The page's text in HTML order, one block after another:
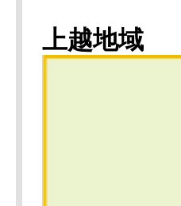
上越地域